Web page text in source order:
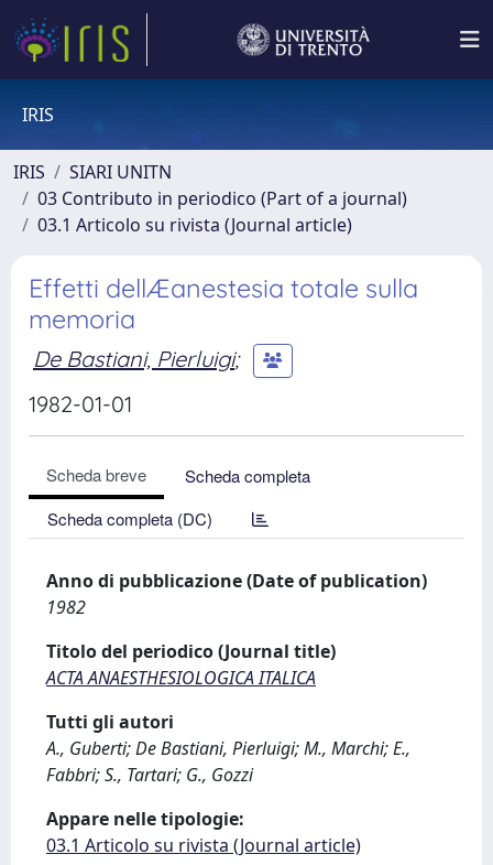
IRIS
IRIS
SIARI UNITN
03 Contributo in periodico (Part of a journal)
03.1 Articolo su rivista (Journal article)
Effetti dellÆanestesia totale sulla
memoria
De Bastiani, Pierluigi;
1982-01-01
Scheda breve
Scheda completa
Scheda completa (DC)
Anno di pubblicazione (Date of publication)
1982
Titolo del periodico (Journal title)
ACTA ANAESTHESIOLOGICA ITALICA
Tutti gli autori
A., Guberti; De Bastiani, Pierluigi; M., Marchi; E.,
Fabbri; S., Tartari; G., Gozzi
Appare nelle tipologie:
03.1 Articolo su rivista (Journal article)